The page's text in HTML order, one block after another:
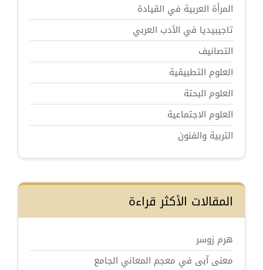
المرأة العربية في القيادة
تاجيبيديا في الأدب العربي
التصانيف
العلوم التطبيقية
العلوم البحتة
العلوم الاجتماعية
التربية والفنون
المقالات الأكثر قراءة
هرم زوسر
معنى آبى في معجم المعاني الجامع